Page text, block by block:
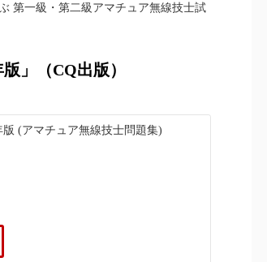
第一級・第二級アマチュア無線技士試
」（CQ出版）
版 (アマチュア無線技士問題集)